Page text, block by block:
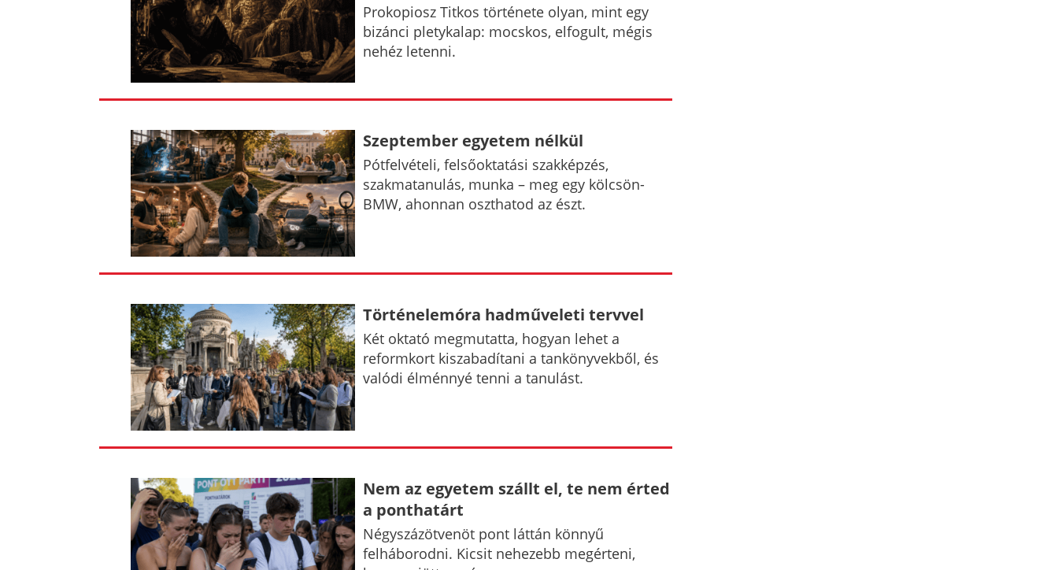
Prokopiosz Titkos története olyan, mint egy
bizánci pletykalap: mocskos, elfogult, mégis
nehéz letenni.
Szeptember egyetem nélkül
Pótfelvételi, felsőoktatási szakképzés,
szakmatanulás, munka – meg egy kölcsön-
BMW, ahonnan oszthatod az észt.
Történelemóra hadműveleti tervvel
Két oktató megmutatta, hogyan lehet a
reformkort kiszabadítani a tankönyvekből, és
valódi élménnyé tenni a tanulást.
Nem az egyetem szállt el, te nem érted
a ponthatárt
Négyszázötvenöt pont láttán könnyű
felháborodni. Kicsit nehezebb megérteni,